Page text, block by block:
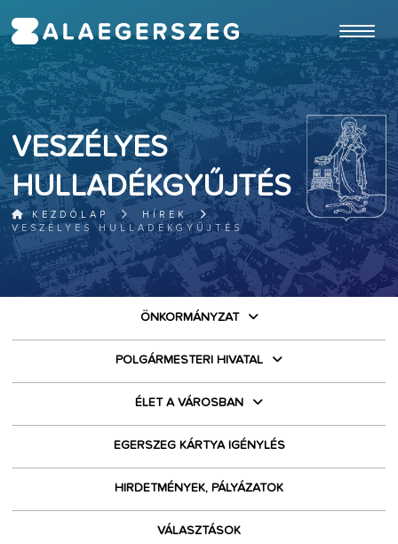
VESZÉLYES
HULLADÉKGYŰJTÉS
KEZDŐLAP
HÍREK
VESZÉLYES HULLADÉKGYŰJTÉS
ÖNKORMÁNYZAT
POLGÁRMESTERI HIVATAL
ÉLET A VÁROSBAN
EGERSZEG KÁRTYA IGÉNYLÉS
HIRDETMÉNYEK, PÁLYÁZATOK
VÁLASZTÁSOK